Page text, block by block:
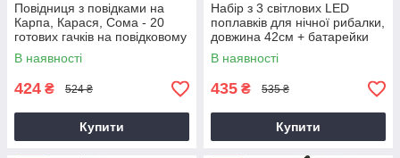
Повідниця з повідками на
Карпа, Карася, Сома - 20
готових гачків на повідковому
матеріалі
В наявності
424 ₴ 524 ₴
Купити
Набір з 3 світлових LED
поплавків для нічної рибалки,
довжина 42см + батарейки
CR425-5шт
В наявності
435 ₴ 535 ₴
Купити